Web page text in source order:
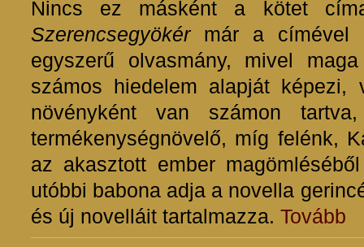
Nincs ez másként a kötet
Szerencsegyökérmár a címével
egyszerű olvasmány, mivel
számos hiedelem alapját képezi,
növényként van számon
termékenységnövelő, míg felénk,
az akasztott ember
utóbbi babona adja a novella
és új novelláit tartalmazza. Tovább